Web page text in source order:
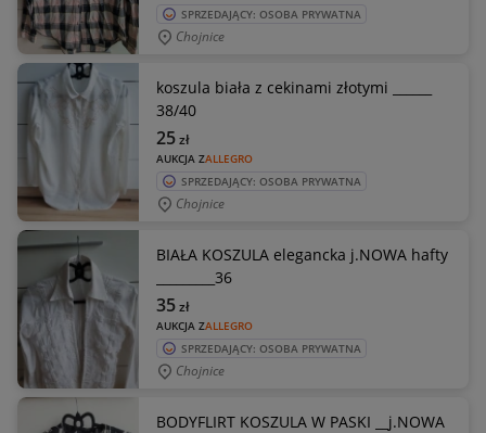
SPRZEDAJĄCY: OSOBA PRYWATNA
Chojnice
koszula biała z cekinami złotymi ______
38/40
AUKCJA ZALLEGRO
25zł
SPRZEDAJĄCY: OSOBA PRYWATNA
Chojnice
BIAŁA KOSZULA elegancka j.NOWA hafty
_________36
AUKCJA ZALLEGRO
35zł
SPRZEDAJĄCY: OSOBA PRYWATNA
Chojnice
BODYFLIRT KOSZULA W PASKI __j.NOWA